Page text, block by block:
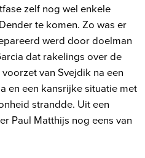
zelf nog wel enkele
te komen. Zo was er
werd door doelman
dat rakelings over de
van Svejdik na een
en een kansrijke situatie met
strandde. Uit een
Paul Matthijs nog eens van